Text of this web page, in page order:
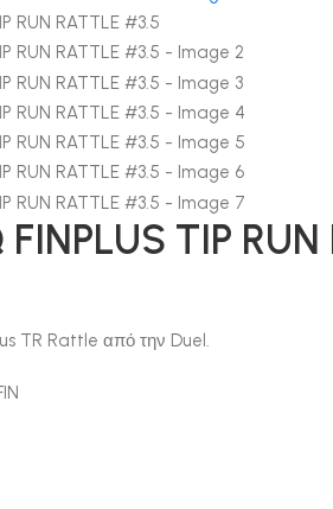
TIP
TR Rattle από την Duel.